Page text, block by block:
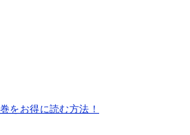
をお得に読む方法！